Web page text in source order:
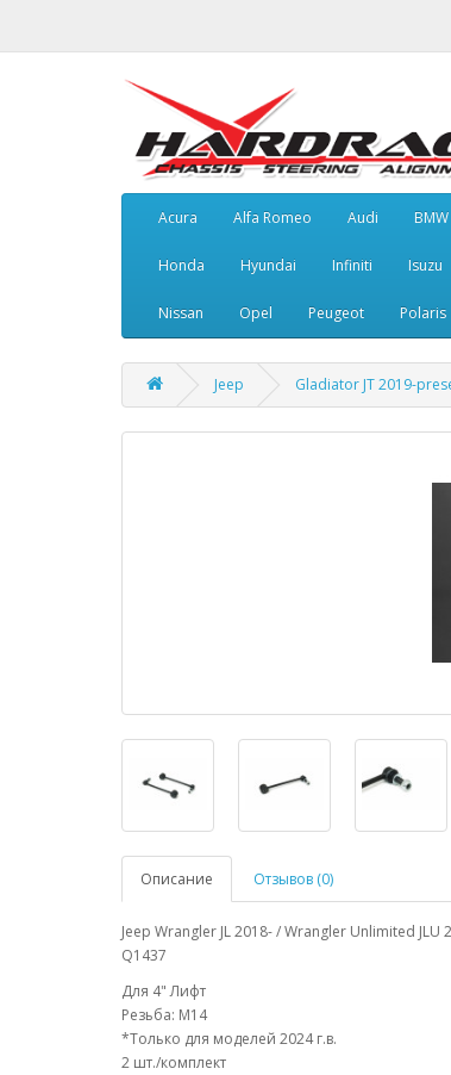
Acura Alfa Romeo Audi BMW
Honda Hyundai Infiniti Isuzu
Nissan Opel Peugeot Polaris
Jeep Gladiator JT 2019-
Описание Отзывов (0)
Jeep Wrangler JL 2018- / Wrangler Unlimited
Q1437
Для 4" Лифт
Резьба: M14
*Только для моделей 2024 г.в.
2 шт./комплект